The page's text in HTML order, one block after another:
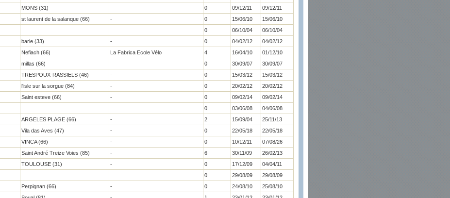
MONS (31) - 0 09/12/11
09/12/11
st laurent de la salanque (66) - 0 15/06/10
15/06/10
0 06/10/04
06/10/04
barie (33) - 0 04/02/12
04/02/12
Nefiach (66) La Fabrica Ecole Vélo 4 16/04/10
01/12/10
millas (66) 0 30/09/07
30/09/07
TRESPOUX-RASSIELS (46) - 0 15/03/12
15/03/12
l'isle sur la sorgue (84) - 0 20/02/12
20/02/12
Saint esteve (66) - 0 09/02/14
09/02/14
0 03/06/08
04/06/08
ARGELES PLAGE (66) - 2 15/09/04
25/11/13
Vila das Aves (47) - 0 22/05/18
22/05/18
VINCA (66) - 0 10/12/11
07/08/26
Saint André Treize Voies (85) - 6 30/11/09
26/02/13
TOULOUSE (31) - 0 17/12/09
04/04/11
0 29/08/09
29/08/09
Perpignan (66) - 0 24/08/10
25/08/10